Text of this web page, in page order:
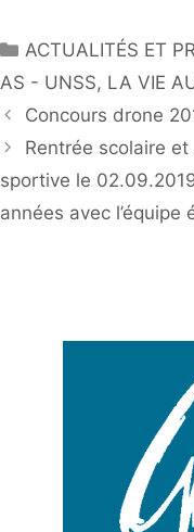
ACTUALITÉS ET
AS - UNSS, LA VIE
Concours drone
Rentrée scolaire
sportive le
années avec l’équipe